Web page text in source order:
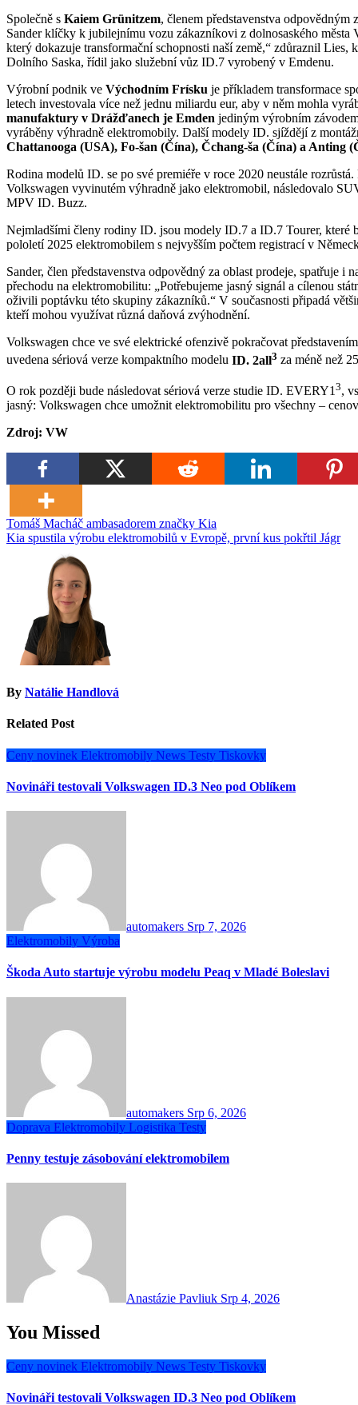
Společně s Kaiem Grünitzem, členem představenstva
Sander klíčky k jubilejnímu vozu zákazníkovi z dolnosaského města
který dokazuje transformační schopnosti naší země,“ zdůraznil
Dolního Saska, řídil jako služební vůz ID.7 vyrobený v Emdenu.
Výrobní podnik ve Východním Frísku je příkladem transformace
letech investovala více než jednu miliardu eur, aby v něm mohla
manufaktury v Drážďanech je Emden jediným výrobním
vyráběny výhradně elektromobily. Další modely ID. sjíždějí z
Chattanooga (USA), Fo-šan (Čína), Čchang-ša (Čína) a Anting
Rodina modelů ID. se po své premiéře v roce 2020 neustále
Volkswagen vyvinutém výhradně jako elektromobil, následovalo
MPV ID. Buzz.
Nejmladšími členy rodiny ID. jsou modely ID.7 a ID.7 Tourer,
pololetí 2025 elektromobilem s nejvyšším počtem registrací v
Sander, člen představenstva odpovědný za oblast prodeje, spatřuje
přechodu na elektromobilitu: „Potřebujeme jasný signál a cílenou
oživili poptávku této skupiny zákazníků.“ V současnosti připadá
kteří mohou využívat různá daňová zvýhodnění.
Volkswagen chce ve své elektrické ofenzivě pokračovat
uvedena sériová verze kompaktního modelu ID. 2all3 za méně než
O rok později bude následovat sériová verze studie ID. EVERY1 3,
jasný: Volkswagen chce umožnit elektromobilitu pro všechny –
Zdroj: VW
Navigace
pro
příspěvek
Tomáš Macháč ambasadorem značky Kia
Kia spustila výrobu elektromobilů v Evropě, první kus pokřtil Jágr
By Natálie Handlová
Related Post
Ceny novinek Elektromobily News Testy Tiskovky
Novináři testovali Volkswagen ID.3 Neo pod Oblíkem
automakers Srp 7, 2026
Elektromobily Výroba
Škoda Auto startuje výrobu modelu Peaq v Mladé Boleslavi
automakers Srp 6, 2026
Doprava Elektromobily Logistika Testy
Penny testuje zásobování elektromobilem
Anastázie Pavliuk Srp 4, 2026
You Missed
Ceny novinek Elektromobily News Testy Tiskovky
Novináři testovali Volkswagen ID.3 Neo pod Oblíkem